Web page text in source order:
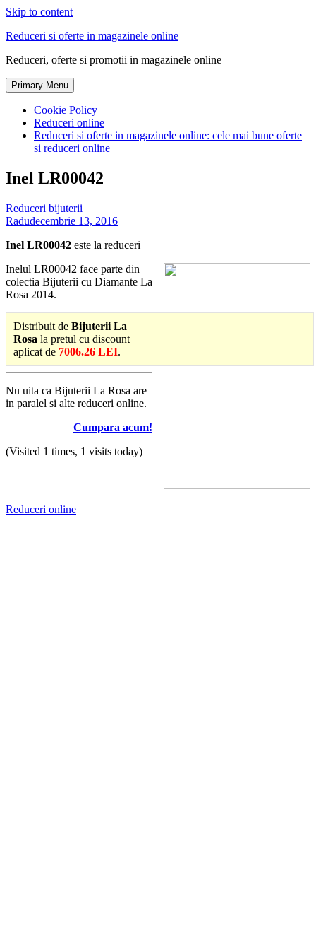
Skip to content
Reduceri si oferte in magazinele online
Reduceri, oferte si promotii in magazinele online
Primary Menu
Cookie Policy
Reduceri online
Reduceri si oferte in magazinele online: cele mai bune oferte
si reduceri online
Inel LR00042
Reduceri bijuterii
Radudecembrie 13, 2016
Inel LR00042 este la reduceri
Inelul LR00042 face parte din
colectia Bijuterii cu Diamante La
Rosa 2014.
Distribuit de Bijuterii La
Rosa la pretul cu discount
aplicat de 7006.26 LEI.
Nu uita ca Bijuterii La Rosa are
in paralel si alte reduceri online.
Cumpara acum!
(Visited 1 times, 1 visits today)
Reduceri online